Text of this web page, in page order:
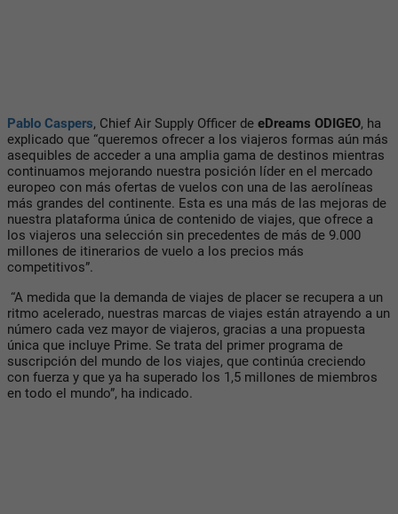
Pablo Caspers, Chief Air Supply Officer de eDreams ODIGEO, ha
explicado que “queremos ofrecer a los viajeros formas aún más
asequibles de acceder a una amplia gama de destinos mientras
continuamos mejorando nuestra posición líder en el mercado
europeo con más ofertas de vuelos con una de las aerolíneas
más grandes del continente. Esta es una más de las mejoras de
nuestra plataforma única de contenido de viajes, que ofrece a
los viajeros una selección sin precedentes de más de 9.000
millones de itinerarios de vuelo a los precios más
competitivos”.
“A medida que la demanda de viajes de placer se recupera a un
ritmo acelerado, nuestras marcas de viajes están atrayendo a un
número cada vez mayor de viajeros, gracias a una propuesta
única que incluye Prime. Se trata del primer programa de
suscripción del mundo de los viajes, que continúa creciendo
con fuerza y que ya ha superado los 1,5 millones de miembros
en todo el mundo”, ha indicado.